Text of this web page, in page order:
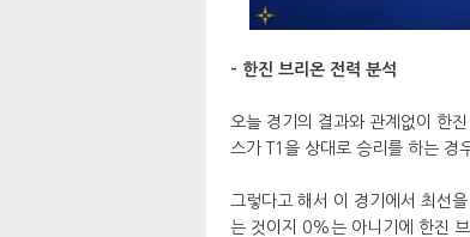
- 한진 브리온 전력 분석
오늘 경기의 결과와 관계없이 한
스가 T1을 상대로 승리를 하는 경
그렇다고 해서 이 경기에서 최선
는 것이지 0%는 아니기에 한진